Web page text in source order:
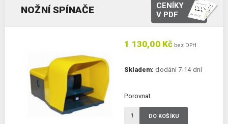
NOŽNÍ SPÍNAČE
CENÍKY
V PDF
1 130,00 Kč bez DPH
Skladem: dodání 7-14 dní
Porovnat
DO KOŠÍKU